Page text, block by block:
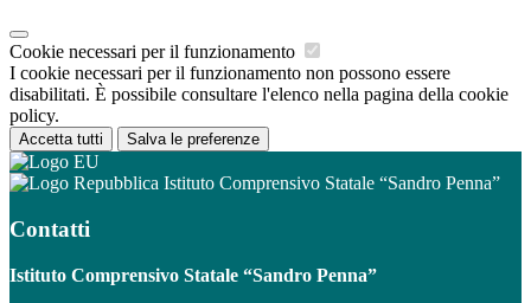
Cookie necessari per il funzionamento
I cookie necessari per il funzionamento non possono essere
disabilitati. È possibile consultare l'elenco nella pagina della cookie
policy.
Accetta tutti Salva le preferenze
Istituto Comprensivo Statale “Sandro Penna”
Contatti
Istituto Comprensivo Statale “Sandro Penna”